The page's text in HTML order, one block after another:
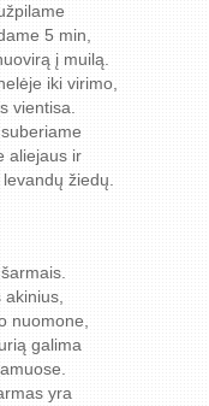
5 min,
į muilą.
iki virimo,
vientisa.
aliejaus ir
žiedų.
nuomone,
galima
yra